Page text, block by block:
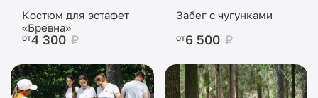
Костюм для эстафет
«Бревна»
от4 300 ₽
Забег с чугунками
от6 500 ₽